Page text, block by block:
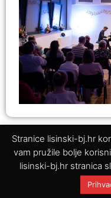
PRETHODNO
© 2025. Glazbena
Stranice lisinski-bj.hr
vam pružile bolje
lisinski-bj.hr stranica